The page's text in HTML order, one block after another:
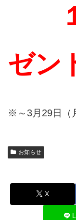
１
ゼン
※～3月29日（
お知らせ
X